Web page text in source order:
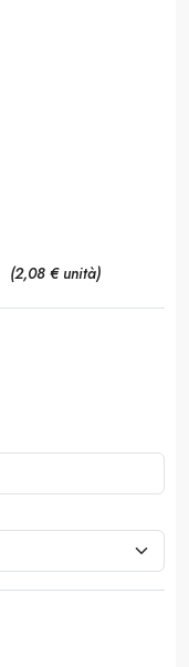
(2,08 € unità)